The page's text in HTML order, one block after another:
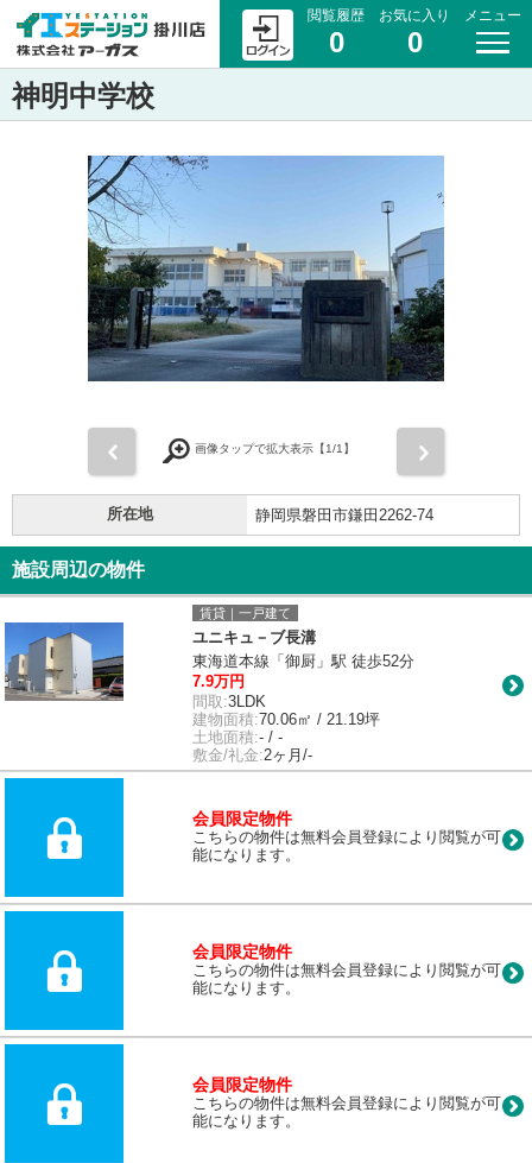
閲覧履歴
0
お気に入り
0
メニュー
神明中学校
画像タップで拡大表示【1/1】
所在地 静岡県磐田市鎌田2262-74
施設周辺の物件
賃貸｜一戸建て
ユニキュ－ブ長溝
東海道本線「御厨」駅 徒歩52分
7.9万円
間取:3LDK
建物面積:70.06㎡ / 21.19坪
土地面積:- / -
敷金/礼金:2ヶ月/-
会員限定物件
こちらの物件は無料会員登録により閲覧が可
能になります。
会員限定物件
こちらの物件は無料会員登録により閲覧が可
能になります。
会員限定物件
こちらの物件は無料会員登録により閲覧が可
能になります。